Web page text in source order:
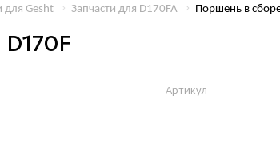
для Gesht Запчасти для D170FA Поршень в
Артикул